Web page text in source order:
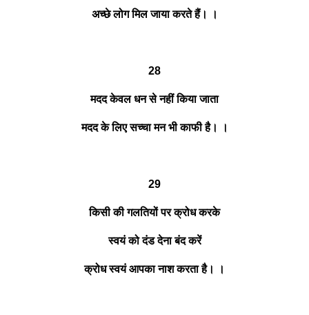
अच्छे लोग मिल जाया करते हैं। ।
28
मदद केवल धन से नहीं किया जाता
मदद के लिए सच्चा मन भी काफी है। ।
29
किसी की गलतियों पर क्रोध करके
स्वयं को दंड देना बंद करें
क्रोध स्वयं आपका नाश करता है। ।